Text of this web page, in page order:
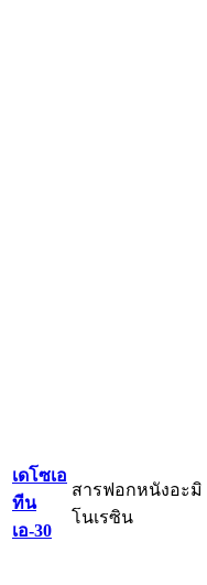
เดโซเอ
ทีน
เอ-30
สารฟอกหนังอะมิ
โนเรซิน